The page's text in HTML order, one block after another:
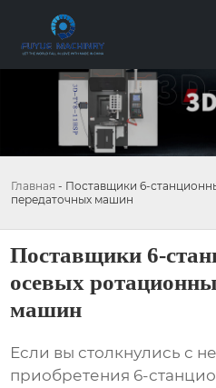
Главная - Поставщики 6-
передаточных машин
Поставщики 6-
осевых
машин
Если вы столкнулись с
приобретения 6-